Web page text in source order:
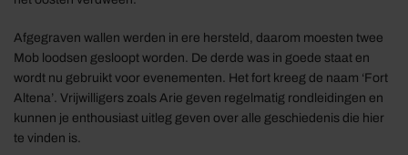
Afgegraven wallen werden in ere hersteld, daarom moesten twee
Mob loodsen gesloopt worden. De derde was in goede staat en
wordt nu gebruikt voor evenementen. Het fort kreeg de naam ‘Fort
Altena’. Vrijwilligers zoals Arie geven regelmatig rondleidingen en
kunnen je enthousiast uitleg geven over alle geschiedenis die hier
te vinden is.